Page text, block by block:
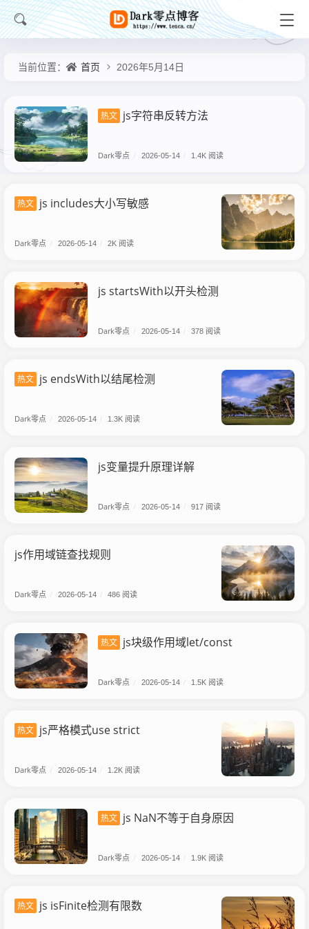
当前位置： 首页 2026年5月14日
热文 js字符串反转方法
Dark零点 / 2026-05-14 1.4K 阅读
热文 js includes大小写敏感
Dark零点 2026-05-14 2K 阅读
js startsWith以开头检测
Dark零点 2026-05-14 378 阅读
热文 js endsWith以结尾检测
Dark零点 2026-05-14 1.3K 阅读
js变量提升原理详解
Dark零点 2026-05-14 917 阅读
js作用域链查找规则
Dark零点 2026-05-14 486 阅读
热文 js块级作用域let/const
Dark零点 2026-05-14 1.5K 阅读
热文 js严格模式use strict
Dark零点 2026-05-14 1.2K 阅读
热文 js NaN不等于自身原因
Dark零点 2026-05-14 1.9K 阅读
热文 js isFinite检测有限数